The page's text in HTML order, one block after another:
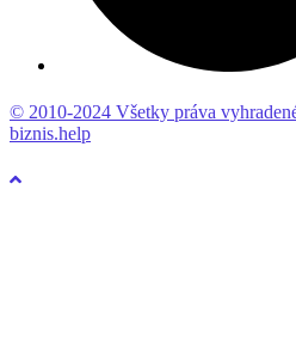
© 2010-2024 Všetky práva
biznis.help